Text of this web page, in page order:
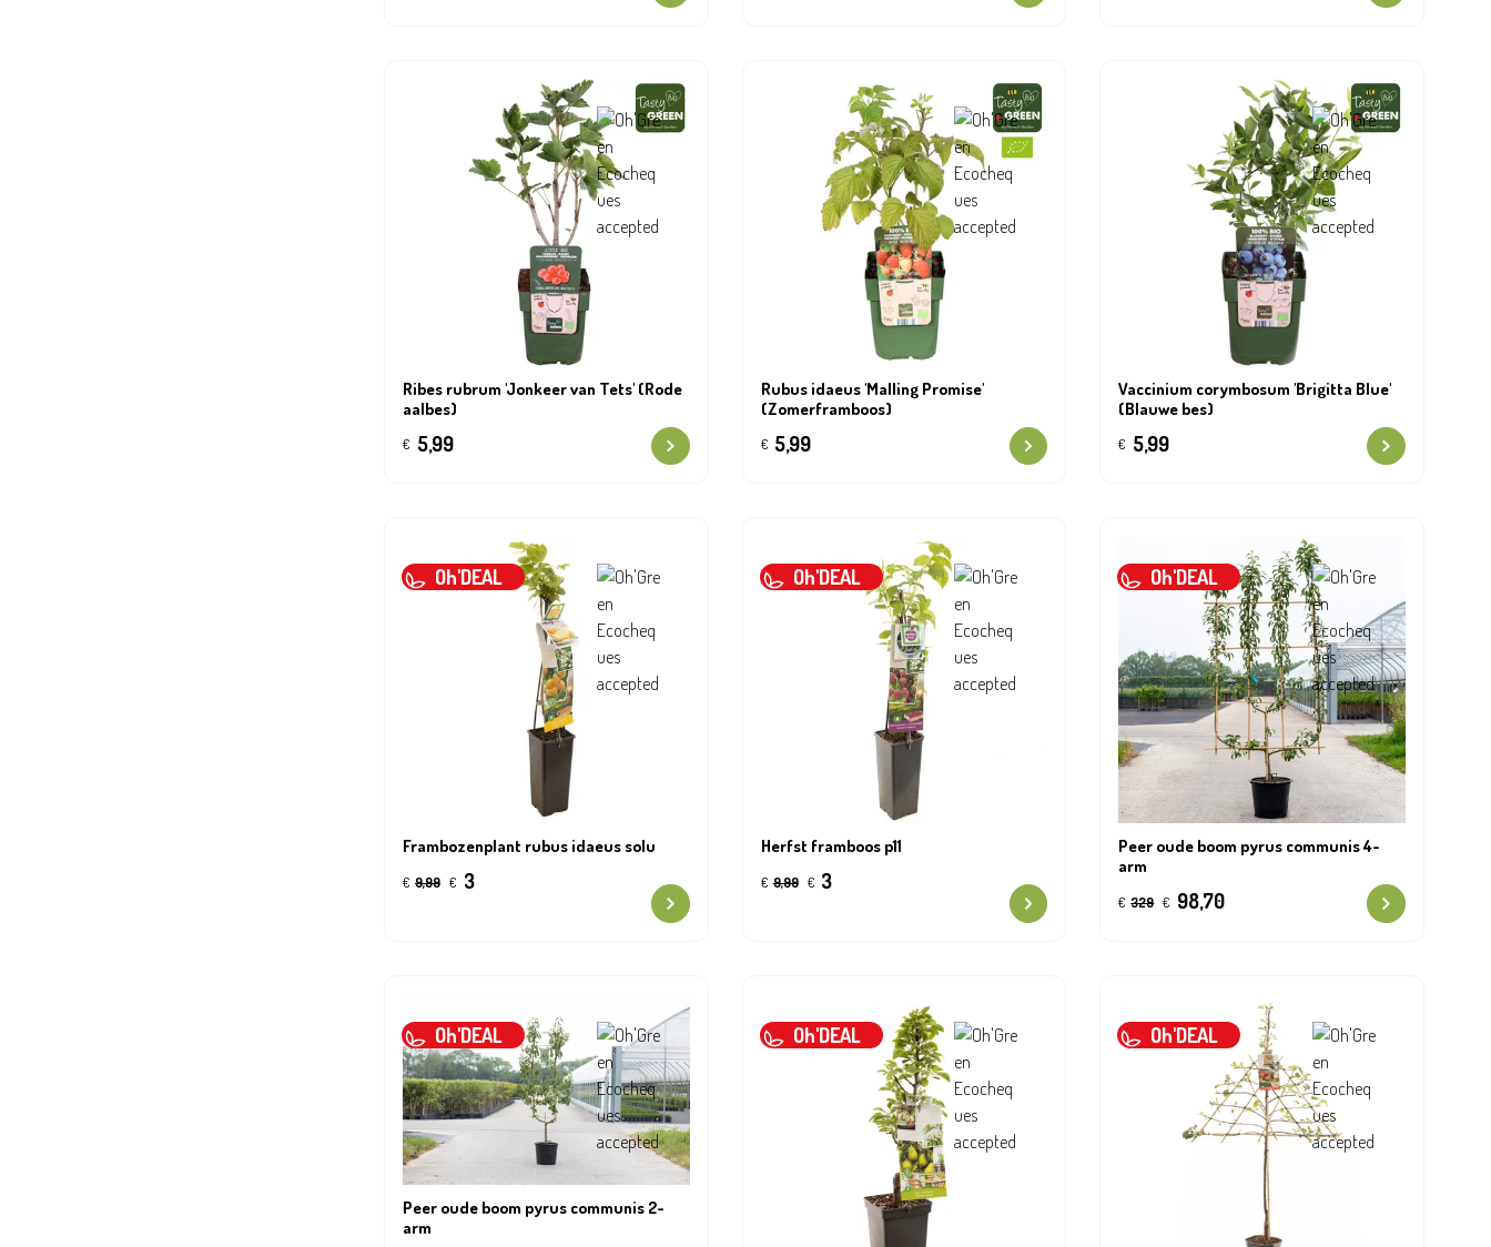
Ribes rubrum 'Jonkeer van Tets' (Rode
aalbes)
€ 5,99
Rubus idaeus 'Malling Promise'
(Zomerframboos)
€ 5,99
Vaccinium corymbosum 'Brigitta Blue'
(Blauwe bes)
€ 5,99
Oh'DEAL
Frambozenplant rubus idaeus solu
€ 9,99 € 3
Oh'DEAL
Herfst framboos p11
€ 9,99 € 3
Oh'DEAL
Peer oude boom pyrus communis 4-
arm
€ 329 € 98,70
Oh'DEAL
Peer oude boom pyrus communis 2-
arm
Oh'DEAL Oh'DEAL